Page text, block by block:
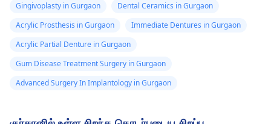
Gingivoplasty in Gurgaon
Dental Ceramics in Gurgaon
Acrylic Prosthesis in Gurgaon
Immediate Dentures in Gurgaon
Acrylic Partial Denture in Gurgaon
Gum Disease Treatment Surgery in Gurgaon
Advanced Surgery In Implantology in Gurgaon